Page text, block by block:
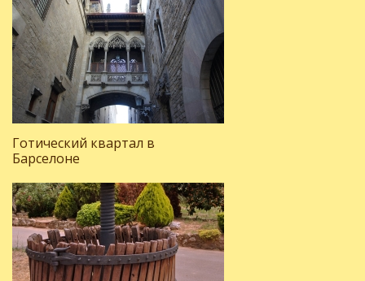
Готический квартал в
Барселоне